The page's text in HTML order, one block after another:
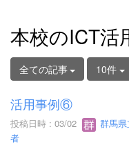
本校のICT活
全ての記事 10件
活用事例⑥
投稿日時 : 03/02
群馬
者